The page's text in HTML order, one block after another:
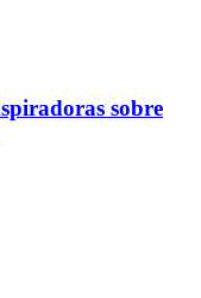
sobre